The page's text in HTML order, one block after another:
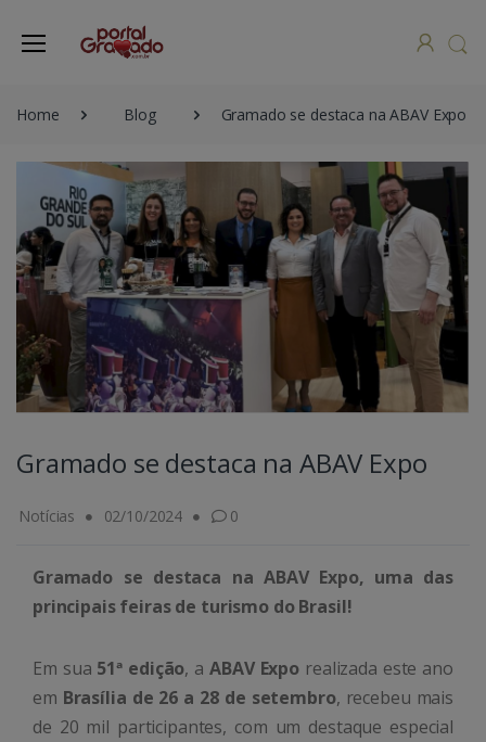
Home Blog Gramado se destaca na ABAV Expo
Gramado se destaca na ABAV Expo
Notícias 02/10/2024 0
Gramado se destaca na ABAV Expo, uma das
principais feiras de turismo do Brasil!
Em sua 51ª edição, aABAV Expo realizada este ano
em Brasília de 26 a 28 de setembro, recebeu mais
de 20 mil participantes, com um destaque especial